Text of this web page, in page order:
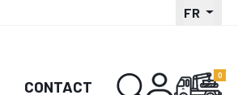
FR
CONTACT